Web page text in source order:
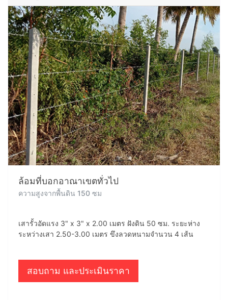
ล้อมที่บอกอาณาเขตทั่วไป
ความสูงจากพื้นดิน 150 ซม
เสารั้วอัดแรง 3" x 3" x 2.00 เมตร ฝังดิน 50 ซม. ระยะห่าง
ระหว่างเสา 2.50-3.00 เมตร ขึงลวดหนามจำนวน 4 เส้น
สอบถาม และประเมินราคา